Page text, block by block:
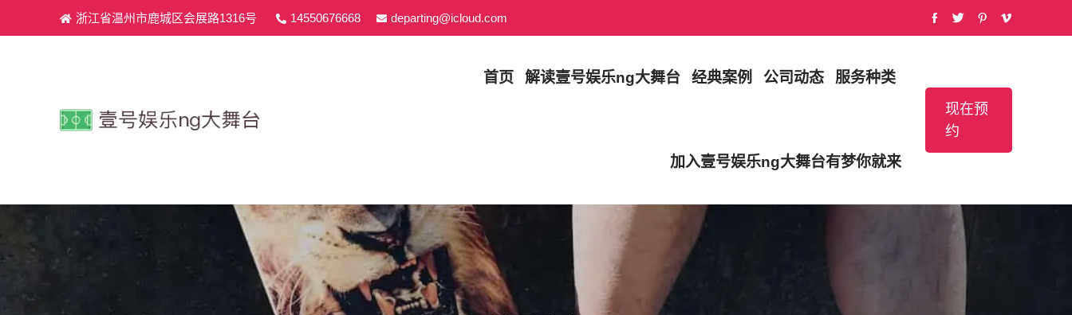
浙江省温州市鹿城区会展路1316号 14550676668 departing@icloud.com
首页 解读壹号娱乐ng大舞台 经典案例 公司动态 服务种类
加入壹号娱乐ng大舞台有梦你就来
现在预
约